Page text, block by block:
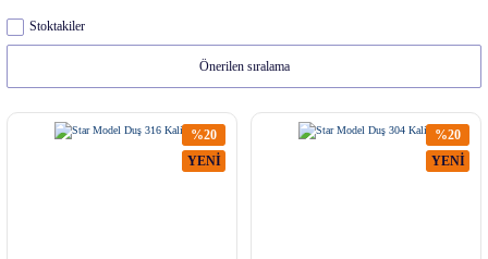
Stoktakiler
%20
YENİ
%20
YENİ